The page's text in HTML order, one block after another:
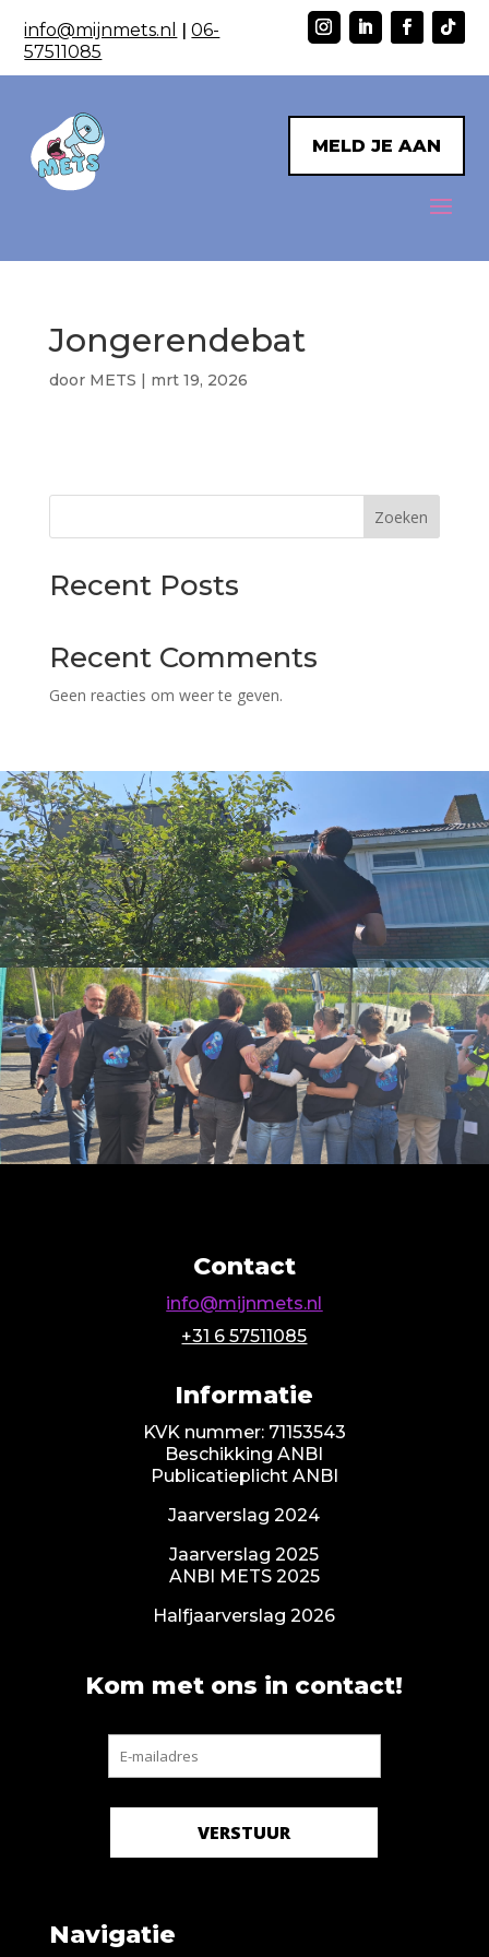
info@mijnmets.nl |06-
57511085
MELD JE AAN
Jongerendebat
door METS mrt 19, 2026
Zoeken
Recent Posts
Recent Comments
Geen reacties om weer te geven.
Contact
info@mijnmets.nl
+31 6 57511085
Informatie
KVK nummer: 71153543
Beschikking ANBI
Publicatieplicht ANBI
Jaarverslag 2024
Jaarverslag 2025
ANBI METS 2025
Halfjaarverslag 2026
Kom met ons in contact!
Navigatie